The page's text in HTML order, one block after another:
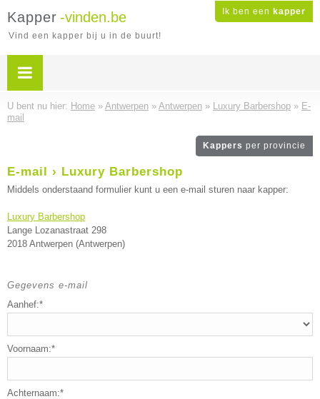
Ik ben een kapper
Kapper -vinden.be
Vind een kapper bij u in de buurt!
U bent nu hier: Home » Antwerpen » Antwerpen » Luxury Barbershop » E-
mail
Kappers per provincie
E-mail › Luxury Barbershop
Middels onderstaand formulier kunt u een e-mail sturen naar kapper:
Luxury Barbershop
Lange Lozanastraat 298
2018 Antwerpen (Antwerpen)
Gegevens e-mail
Aanhef:*
Voornaam:*
Achternaam:*